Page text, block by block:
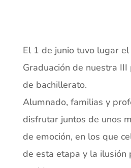
El 1 de junio tuvo lugar el
Graduación de nuestra III
de bachillerato.
Alumnado, familias y
disfrutar juntos de unos
de emoción, en los que
de esta etapa y la ilusión